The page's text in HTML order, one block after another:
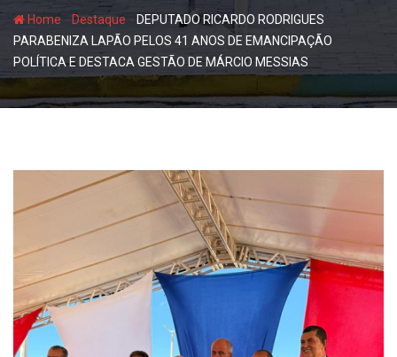
Home - Destaque - DEPUTADO RICARDO RODRIGUES
PARABENIZA LAPÃO PELOS 41 ANOS DE EMANCIPAÇÃO
POLÍTICA E DESTACA GESTÃO DE MÁRCIO MESSIAS